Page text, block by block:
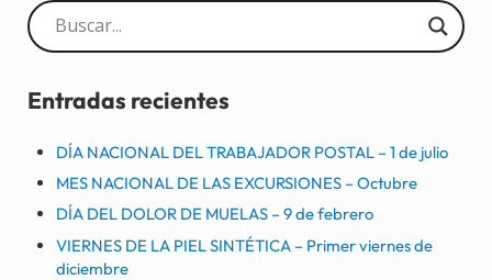
Sidebar
Entradas recientes
DÍA NACIONAL DEL TRABAJADOR POSTAL – 1 de julio
MES NACIONAL DE LAS EXCURSIONES – Octubre
DÍA DEL DOLOR DE MUELAS – 9 de febrero
VIERNES DE LA PIEL SINTÉTICA – Primer viernes de
diciembre